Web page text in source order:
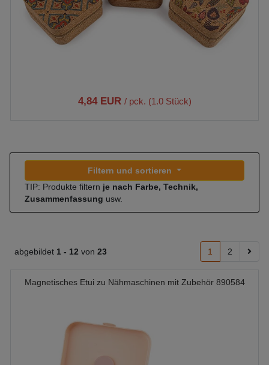
4,84 EUR / pck. (1.0 Stück)
Filtern und sortieren
TIP: Produkte filtern je nach Farbe, Technik,
Zusammenfassung usw.
abgebildet 1 - 12 von 23 1 2
Magnetisches Etui zu Nähmaschinen mit Zubehör 890584